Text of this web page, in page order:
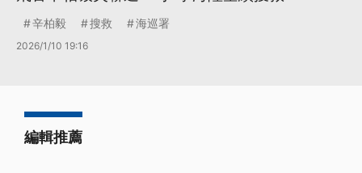
辛柏毅 搜救 海巡署
2026/1/10 19:16
編輯推薦